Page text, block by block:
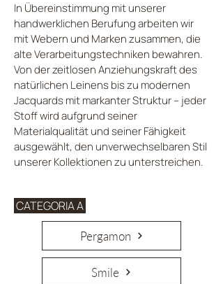
In Übereinstimmung mit unserer
handwerklichen Berufung arbeiten wir
mit Webern und Marken zusammen, die
alte Verarbeitungstechniken bewahren.
Von der zeitlosen Anziehungskraft des
natürlichen Leinens bis zu modernen
Jacquards mit markanter Struktur – jeder
Stoff wird aufgrund seiner
Materialqualität und seiner Fähigkeit
ausgewählt, den unverwechselbaren Stil
unserer Kollektionen zu unterstreichen.
CATEGORIA A
Pergamon
Smile